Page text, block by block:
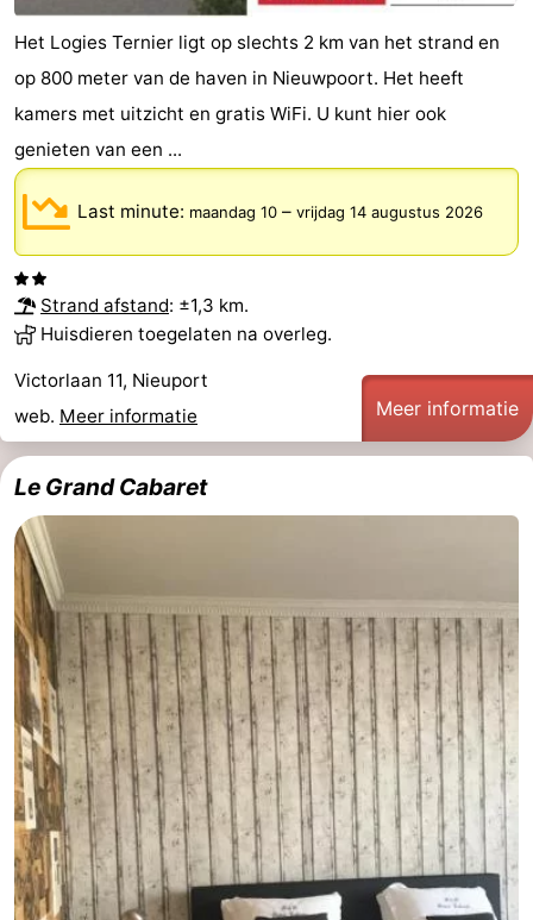
Het Logies Ternier ligt op slechts 2 km van het strand en
op 800 meter van de haven in Nieuwpoort. Het heeft
kamers met uitzicht en gratis WiFi. U kunt hier ook
genieten van een ...
Last minute: maandag 10 – vrijdag 14 augustus 2026
Strand afstand: ±1,3 km.
Huisdieren toegelaten na overleg.
Victorlaan 11, Nieuport
web. Meer informatie Meer informatie
Le Grand Cabaret